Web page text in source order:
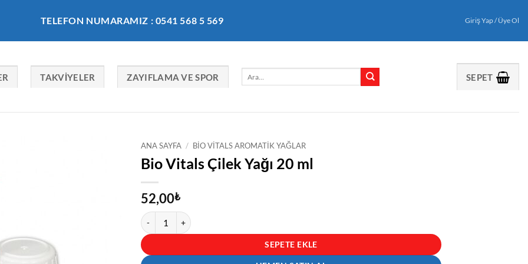
TELEFON NUMARAMIZ : 0541 568 5 569 Giriş Yap / Üye Ol
TAKVIYELER ZAYIFLAMA VE SPOR SEPET
ANA SAYFA / BIO VITALS AROMATIK YAĞLAR
Bio Vitals Çilek Yağı 20 ml
52,00₺
Bio Vitals Çilek Yağı 20 ml adet
SEPETE EKLE